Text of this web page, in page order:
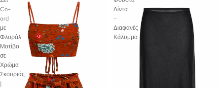
Co-
ord
με
Φλοράλ
Μοτίβο
σε
Χρώμα
Σκουριάς
|
Λίντα
–
Διαφανές
Κάλυμμα